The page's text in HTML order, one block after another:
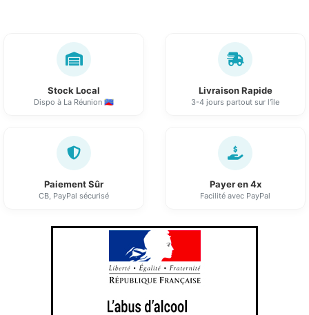
Stock Local
Dispo à La Réunion 🇷🇪
Livraison Rapide
3-4 jours partout sur l'île
Paiement Sûr
CB, PayPal sécurisé
Payer en 4x
Facilité avec PayPal